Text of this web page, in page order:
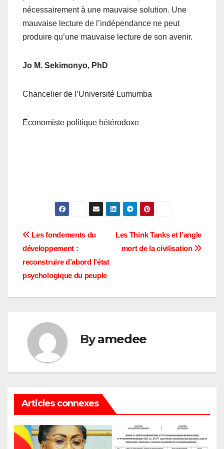
nécessairement à une mauvaise solution. Une
mauvaise lecture de l’indépendance ne peut
produire qu’une mauvaise lecture de son avenir.
Jo M. Sekimonyo, PhD
Chancelier de l’Université Lumumba
Économiste politique hétérodoxe
Navigation
de
l’article
Les Think Tanks et l’angle
mort de la civilisation
Les fondements du
développement :
reconstruire d’abord l’état
psychologique du peuple
Byamedee
Articles connexes